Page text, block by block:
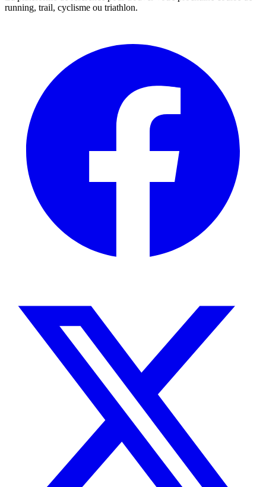
running, trail, cyclisme ou triathlon.